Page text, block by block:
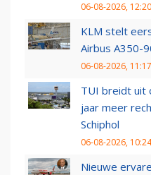
06-08-2026, 12:20
KLM stelt
Airbus A350-
06-08-2026, 11:17
TUI breidt uit
jaar meer
Schiphol
06-08-2026, 10:24
Nieuwe